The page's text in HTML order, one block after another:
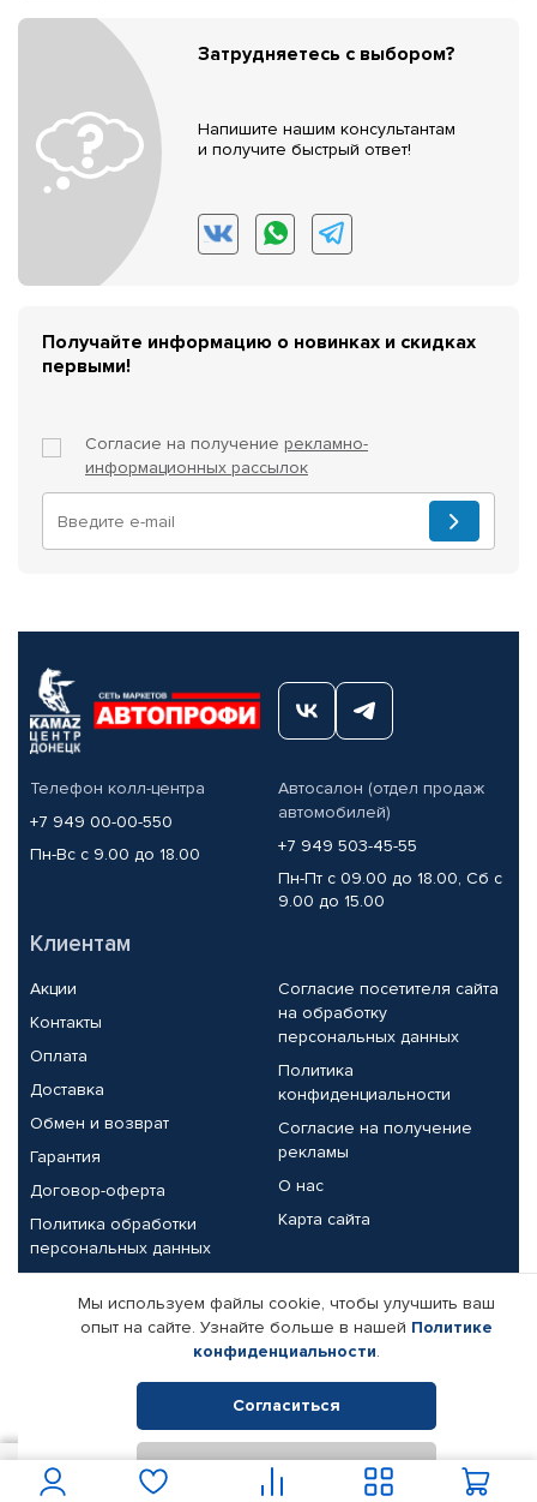
Затрудняетесь с выбором?
Напишите нашим консультантам
и получите быстрый ответ!
Получайте информацию о новинках и скидках
первыми!
Согласие на получение рекламно-
информационных рассылок
Телефон колл-центра
+7 949 00-00-550
Пн-Вс с 9.00 до 18.00
Автосалон (отдел продаж
автомобилей)
+7 949 503-45-55
Пн-Пт с 09.00 до 18.00, Сб с
9.00 до 15.00
Клиентам
Акции
Контакты
Оплата
Доставка
Обмен и возврат
Гарантия
Договор-оферта
Политика обработки
персональных данных
Согласие посетителя сайта
на обработку
персональных данных
Политика
конфиденциальности
Согласие на получение
рекламы
О нас
Карта сайта
Партнерам
Корпоративным клиентам
Поставщикам
Реквизиты компании
© КАМАЗ ЦЕНТР ДОНЕЦК, 2015-2026. Все права защищены.
Интернет-магазин автомобильных товаров Автопрофи.
Мы используем файлы cookie, чтобы улучшить ваш
опыт на сайте. Узнайте больше в нашей Политике
конфиденциальности.
Согласиться
Отклонить
В корзину